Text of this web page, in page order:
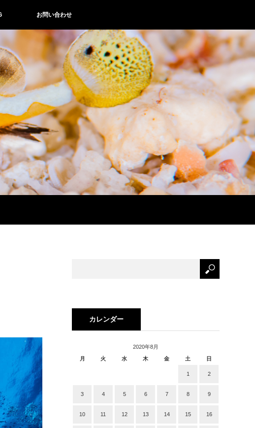
お問い合わせ
カレンダー
2020年8月
月
火 水 木 金 土 日
1 2
3 4 5 6 7 8 9
10 11 12 13 14 15 16